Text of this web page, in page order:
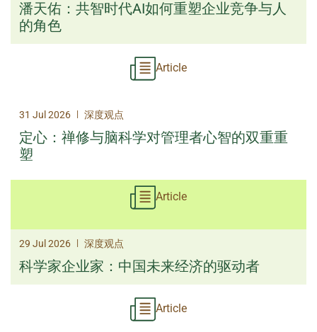
潘天佑：共智时代AI如何重塑企业竞争与人
的角色
Article
31 Jul 2026 | 深度观点
定心：禅修与脑科学对管理者心智的双重重
塑
Article
29 Jul 2026 | 深度观点
科学家企业家：中国未来经济的驱动者
Article